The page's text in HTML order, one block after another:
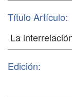
Título Artículo:
Edición: